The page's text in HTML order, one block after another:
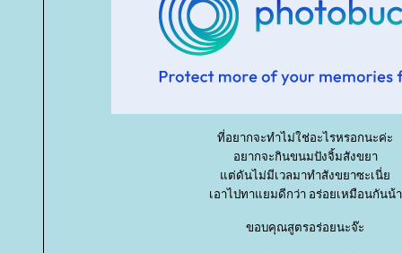
ที่อยากจะทำไม่ใช่อะไรหรอกนะค่ะ
อยากจะกินขนมปังจิ้มสังขยา
ต่ดันไม่มีเวลมาทำสังขยาซะเนี่
เอาไปทาแยมดีกว่า อร่อยเหมือนกันน้า
ขอบคุณสูตรอร่อยนะจ๊ะ